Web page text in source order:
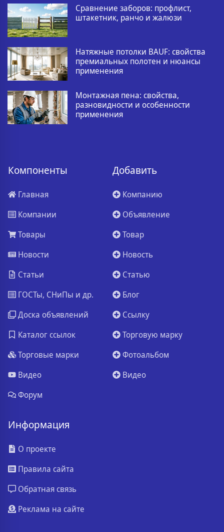
Сравнение заборов: профлист,
штакетник, ранчо и жалюзи
Натяжные потолки BAUF: свойства
премиальных полотен и нюансы
применения
Монтажная пена: свойства,
разновидности и особенности
применения
Компоненты
Главная
Компании
Товары
Новости
Статьи
ГОСТы, СНиПы и др.
Доска объявлений
Каталог ссылок
Торговые марки
Видео
Форум
Добавить
Компанию
Объявление
Товар
Новость
Статью
Блог
Ссылку
Торговую марку
Фотоальбом
Видео
Информация
О проекте
Правила сайта
Обратная связь
Реклама на сайте